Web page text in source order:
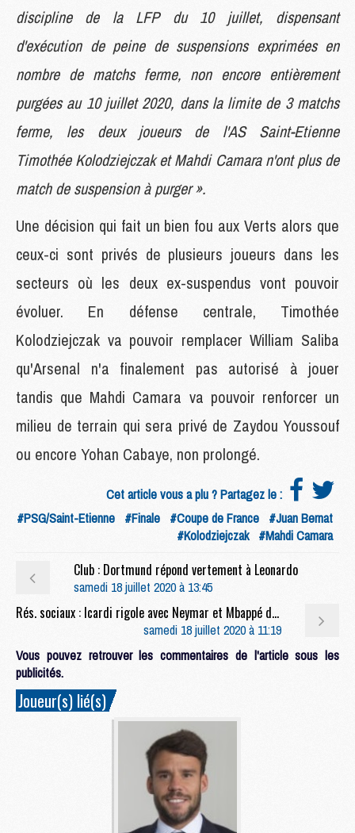
discipline de la LFP du 10 juillet, dispensant
d'exécution de peine de suspensions exprimées en
nombre de matchs ferme, non encore entièrement
purgées au 10 juillet 2020, dans la limite de 3 matchs
ferme, les deux joueurs de l'AS Saint-Etienne
Timothée Kolodziejczak et Mahdi Camara n'ont plus de
match de suspension à purger ».
Une décision qui fait un bien fou aux Verts alors que
ceux-ci sont privés de plusieurs joueurs dans les
secteurs où les deux ex-suspendus vont pouvoir
évoluer. En défense centrale, Timothée
Kolodziejczak va pouvoir remplacer William Saliba
qu'Arsenal n'a finalement pas autorisé à jouer
tandis que Mahdi Camara va pouvoir renforcer un
milieu de terrain qui sera privé de Zaydou Youssouf
ou encore Yohan Cabaye, non prolongé.
Cet article vous a plu ? Partagez le :
#PSG/Saint-Etienne #Finale #Coupe de France #Juan Bernat
#Kolodziejczak #Mahdi Camara
Club : Dortmund répond vertement à Leonardo
samedi 18 juillet 2020 à 13:45
Rés. sociaux : Icardi rigole avec Neymar et Mbappé de ses occasions loupées
samedi 18 juillet 2020 à 11:19
Vous pouvez retrouver les commentaires de l'article sous les
publicités.
Joueur(s) lié(s)